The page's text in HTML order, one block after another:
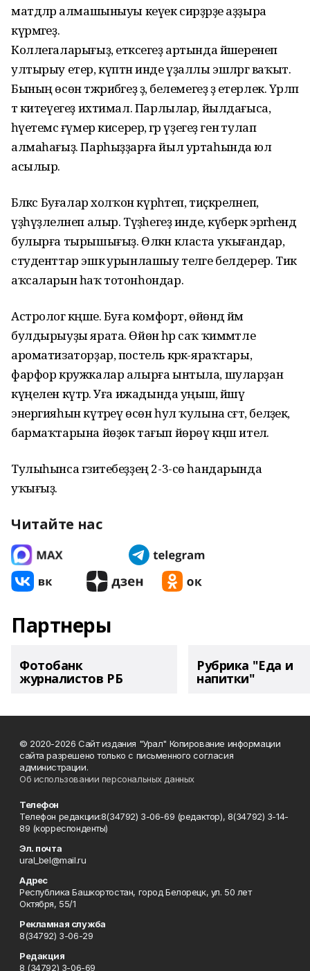
матдәләр алмашыныуы кеүек сирҙәрҙе аҙҙыра
күрмәгеҙ.
Коллегаларығыҙ, етәксегеҙ артында йәшеренеп
ултырыу етер, күптән инде үҙаллы эшләргә ваҡыт.
Бының өсөн тәжрибәгеҙ ҙә, белемегеҙ ҙә етерлек. Үрләп
тә китеүегеҙ ихтимал. Парлылар, йылдағыса,
һәүетемсә ғүмер кисерер, әгәр үҙегеҙ генә тулап
алмаһағыҙ. Парһыҙҙарға йыл уртаһында юл
асылыр.
Бәләкәс Буғалар холҡон күрһәтеп, тиҫкәреләнеп,
үҙһүҙлеләнеп алыр. Түҙәһегеҙ инде, күберәк эргәһендә
булырға тырышығыҙ. Өлкән класта уҡығандар,
студенттар эшкә урынлашыу теләге белдерер. Тик
аҡсаларын һаҡ тотонһондар.
Астролог кәңәше. Буға комфорт, өйөндә йәм
булдырыуҙы ярата. Өйөнә һәр саҡ ҡиммәтле
ароматизаторҙар, постель кәрәк-яраҡтары,
фарфор кружкалар алырға ынтыла, шуларҙан
күңелен күтәрә. Уға ижадында уңыш, йәшәү
энергияһын күтәреү өсөн һул ҡулына сәғәт, беләҙек,
бармаҡтарына йөҙөк тағып йөрөү кәңәш ителә.
Тулыһынса гәзитебеҙҙең 2-3-сө һандарында
уҡығыҙ.
Читайте нас
Партнеры
Фотобанк
журналистов РБ
Рубрика "Еда и
напитки"
© 2020-2026 Сайт издания "Урал" Копирование информации
сайта разрешено только с письменного согласия
администрации.
Об использовании персональных данных
Телефон
Телефон редакции:8(34792) 3-06-69 (редактор), 8(34792) 3-14-
89 (корреспонденты)
Эл. почта
ural_bel@mail.ru
Адрес
Республика Башкортостан, город Белорецк, ул. 50 лет
Октября, 55/1
Рекламная служба
8(34792) 3-06-29
Редакция
8 (34792) 3-06-69